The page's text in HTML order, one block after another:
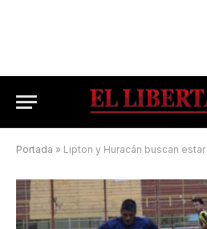
Portada » Lipton y Huracán buscan